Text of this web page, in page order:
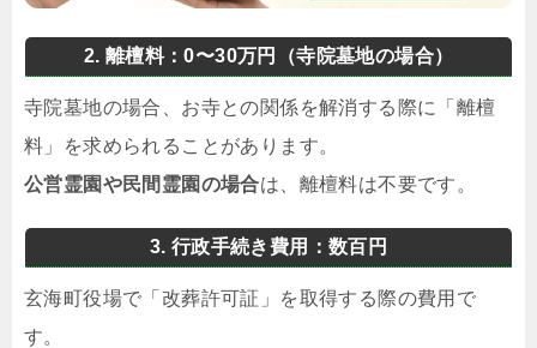
2. 離檀料：0〜30万円（寺院墓地の場合）
寺院墓地の場合、お寺との関係を解消する際に「離檀
料」を求められることがあります。
公営霊園や民間霊園の場合は、離檀料は不要です。
3. 行政手続き費用：数百円
玄海町役場で「改葬許可証」を取得する際の費用で
す。